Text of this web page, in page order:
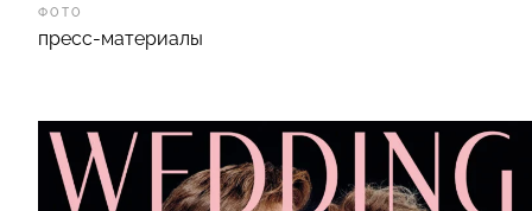
ФОТО
пресс-материалы